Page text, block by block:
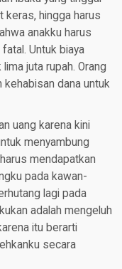
keras, hingga harus
anakku harus
Untuk biaya
juta rupah. Orang
kehabisan dana untuk
uang karena kini
menyambung
mendapatkan
pada kawan-
lagi pada
adalah mengeluh
itu berarti
secara